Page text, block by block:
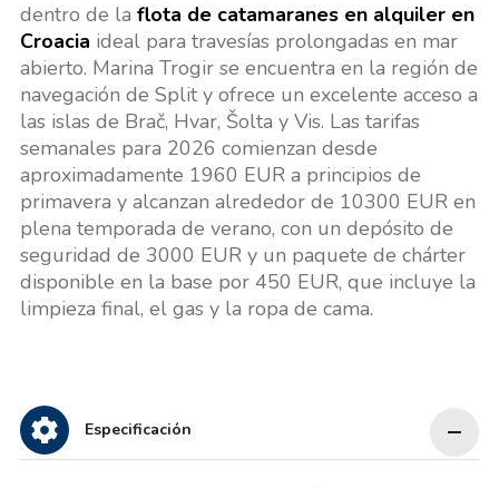
dentro de la flota de catamaranes en alquiler en
Croacia ideal para travesías prolongadas en mar
abierto. Marina Trogir se encuentra en la región de
navegación de Split y ofrece un excelente acceso a
las islas de Brač, Hvar, Šolta y Vis. Las tarifas
semanales para 2026 comienzan desde
aproximadamente 1960 EUR a principios de
primavera y alcanzan alrededor de 10300 EUR en
plena temporada de verano, con un depósito de
seguridad de 3000 EUR y un paquete de chárter
disponible en la base por 450 EUR, que incluye la
limpieza final, el gas y la ropa de cama.
Especificación